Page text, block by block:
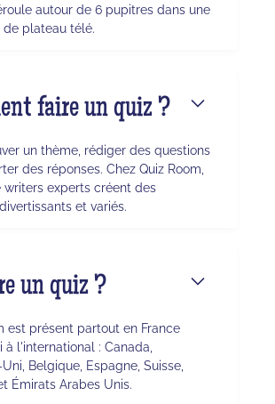
autour de 6 pupitres dans une
plateau télé.
faire un quiz ?
un thème, rédiger des questions
des réponses. Chez Quiz Room,
writers experts créent des
et variés.
un quiz ?
est présent partout en France
à l'international : Canada,
Belgique, Espagne, Suisse,
Émirats Arabes Unis.